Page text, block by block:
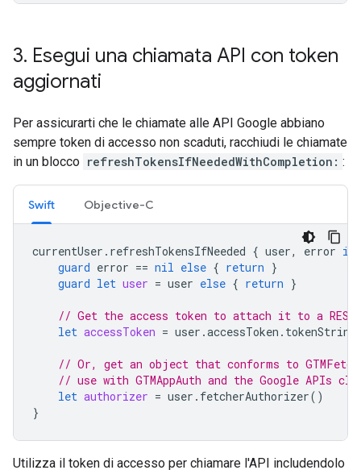
3. Esegui una chiamata API con token
aggiornati
Per assicurarti che le chiamate alle API Google abbiano
sempre token di accesso non scaduti, racchiudi le chiamate
in un blocco refreshTokensIfNeededWithCompletion: :
Swift Objective-C
currentUser . refreshTokensIfNeeded { user, error in
guard error == nil else { return }
guard let user = user else { return }
// Get the access token to attach it to a REST
let accessToken = user .accessToken . tokenString
// Or, get an object that conforms to
// use with GTMAppAuth and the Google APIs
let authorizer = user . fetcherAuthorizer()
}
Utilizza il token di accesso per chiamare l'API includendolo